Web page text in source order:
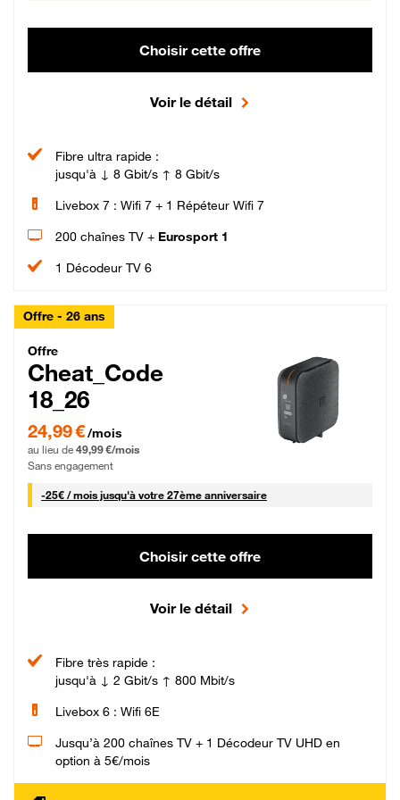
Choisir cette offre
Voir le détail
Fibre ultra rapide :
jusqu'à ↓ 8 Gbit/s ↑ 8 Gbit/s
Livebox 7 : Wifi 7 + 1 Répéteur Wifi 7
200 chaînes TV + Eurosport 1
1 Décodeur TV 6
Offre - 26 ans
Cheat_Code Fibre_18_26
Offre
Cheat_Code
18_26
24,99 € par mois pendant 0 mois puis 49,99 € par mois, Sans engagement
24,99 €/mois
au lieu de 49,99 €/mois
Sans engagement
-25€ / mois25 € par mois
jusqu'à votre 27ème anniversaire
Choisir cette offre
Voir le détail
Fibre très rapide :
jusqu'à ↓ 2 Gbit/s ↑ 800 Mbit/s
Livebox 6 : Wifi 6E
Jusqu’à 200 chaînes TV + 1 Décodeur TV UHD en
option à 5€/mois